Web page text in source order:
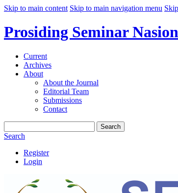
Skip to main content Skip to main navigation menu
Prosiding Seminar
Current
Archives
About
About the Journal
Editorial Team
Submissions
Contact
Search
Search
Register
Login